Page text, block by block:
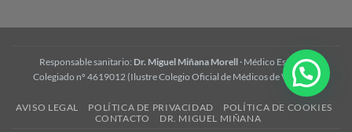
Responsable sanitario: Dr. Miguel Miñana Morell· Médico Estético ·
Colegiado nº 4619012 (Ilustre Colegio Oficial de Médicos de Valencia)
AVISO LEGAL POLÍTICA DE PRIVACIDAD
POLÍTICA DE COOKIES
CONTACTO
DR. MIGUEL MIÑANA